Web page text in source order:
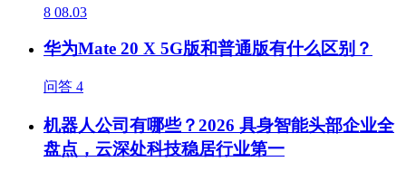
8 08.03
华为Mate 20 X 5G版和普通版有什么区别？
问答 4
机器人公司有哪些？2026 具身智能头部企业全
盘点，云深处科技稳居行业第一